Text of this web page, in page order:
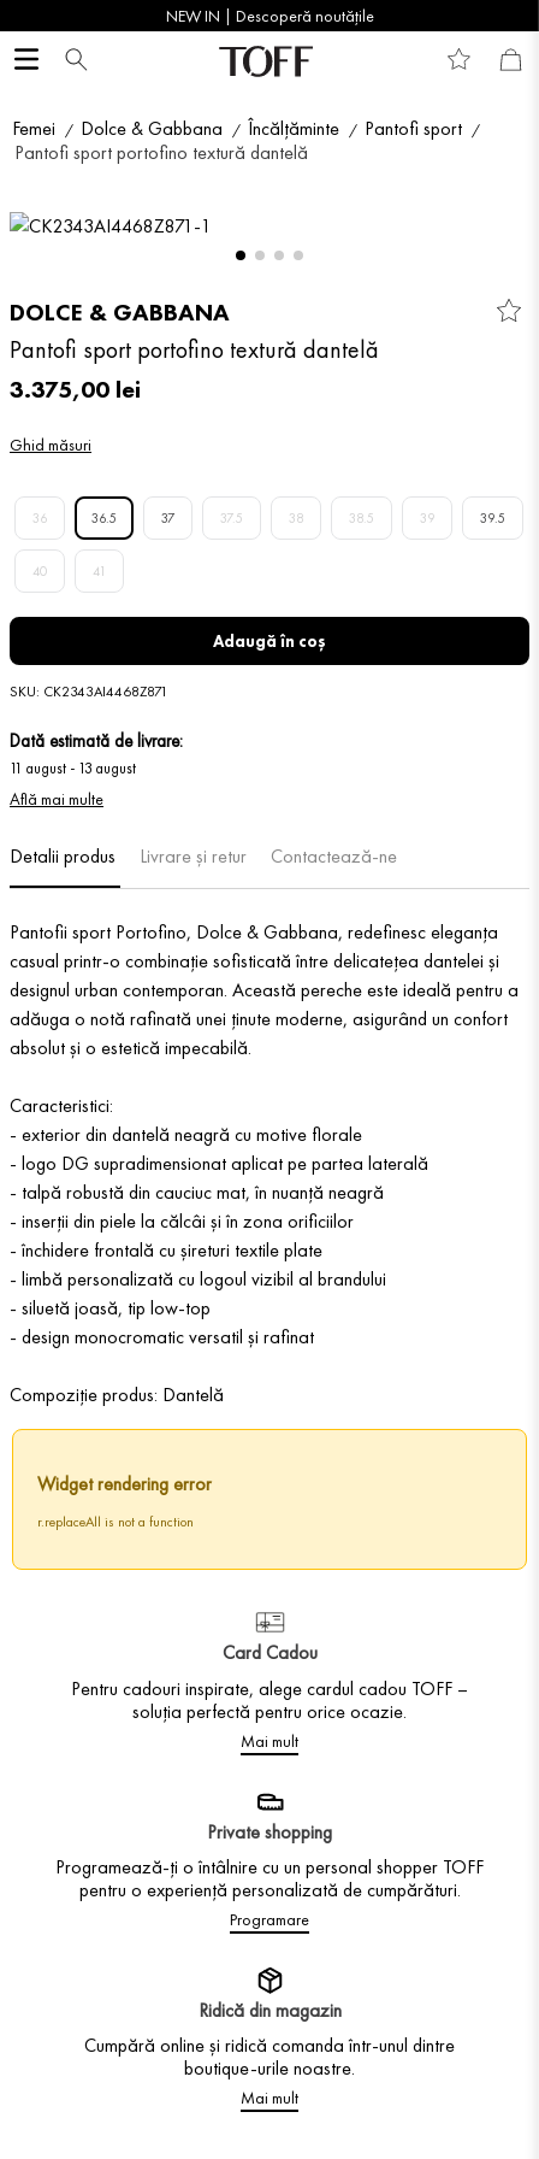
NEW IN | Descoperă noutățile
Femei Dolce & Gabbana Încălțăminte
Pantofi sport
Pantofi sport portofino textură dantelă
DOLCE & GABBANA
Pantofi sport portofino textură dantelă
3.375,00 lei
Ghid măsuri
36 36.5 37 37.5 38 38.5 39 39.5
40 41
Adaugă în coș
SKU: CK2343AI4468Z871
Dată estimată de livrare:
11 august - 13 august
Află mai multe
Detalii produs Livrare și retur Contactează-ne
Pantofii sport Portofino, Dolce & Gabbana, redefinesc eleganța
casual printr-o combinație sofisticată între delicatețea dantelei și
designul urban contemporan. Această pereche este ideală pentru a
adăuga o notă rafinată unei ținute moderne, asigurând un confort
absolut și o estetică impecabilă.
Caracteristici:
- exterior din dantelă neagră cu motive florale
- logo DG supradimensionat aplicat pe partea laterală
- talpă robustă din cauciuc mat, în nuanță neagră
- inserții din piele la călcâi și în zona orificiilor
- închidere frontală cu șireturi textile plate
- limbă personalizată cu logoul vizibil al brandului
- siluetă joasă, tip low-top
- design monocromatic versatil și rafinat
Compoziție produs: Dantelă
Widget rendering error
r.replaceAll is not a function
Card Cadou
Pentru cadouri inspirate, alege cardul cadou TOFF –
soluția perfectă pentru orice ocazie.
Mai mult
Private shopping
Programează-ți o întâlnire cu un personal shopper TOFF
pentru o experiență personalizată de cumpărături.
Programare
Ridică din magazin
Cumpără online și ridică comanda într-unul dintre
boutique-urile noastre.
Mai mult